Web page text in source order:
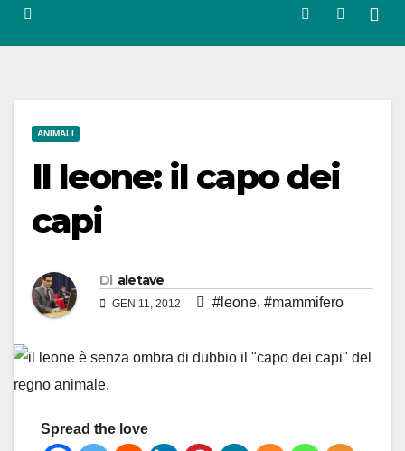
ANIMALI
Il leone: il capo dei
capi
Di aletave
GEN 11, 2012 #leone, #mammifero
Spread the love